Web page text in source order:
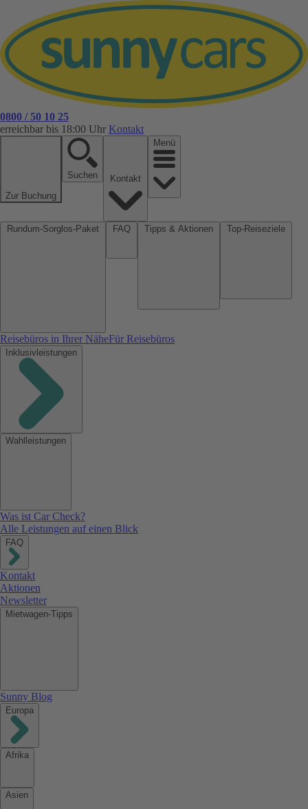
0800 / 50 10 25
erreichbar bis 18:00 Uhr Kontakt
Zur Buchung
Suchen
Menü
Reisebüros in Ihrer NäheFür Reisebüros
Inklusivleistungen
Wahlleistungen
Was ist Car Check?
Alle Leistungen auf einen Blick
FAQ
Kontakt
Aktionen
Newsletter
Mietwagen-Tipps
Sunny Blog
Europa
Afrika
Asien